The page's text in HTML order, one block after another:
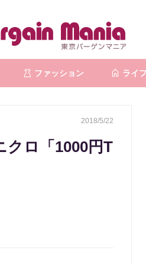
ファッション ライフ
2018/5/22
クロ「1000円T